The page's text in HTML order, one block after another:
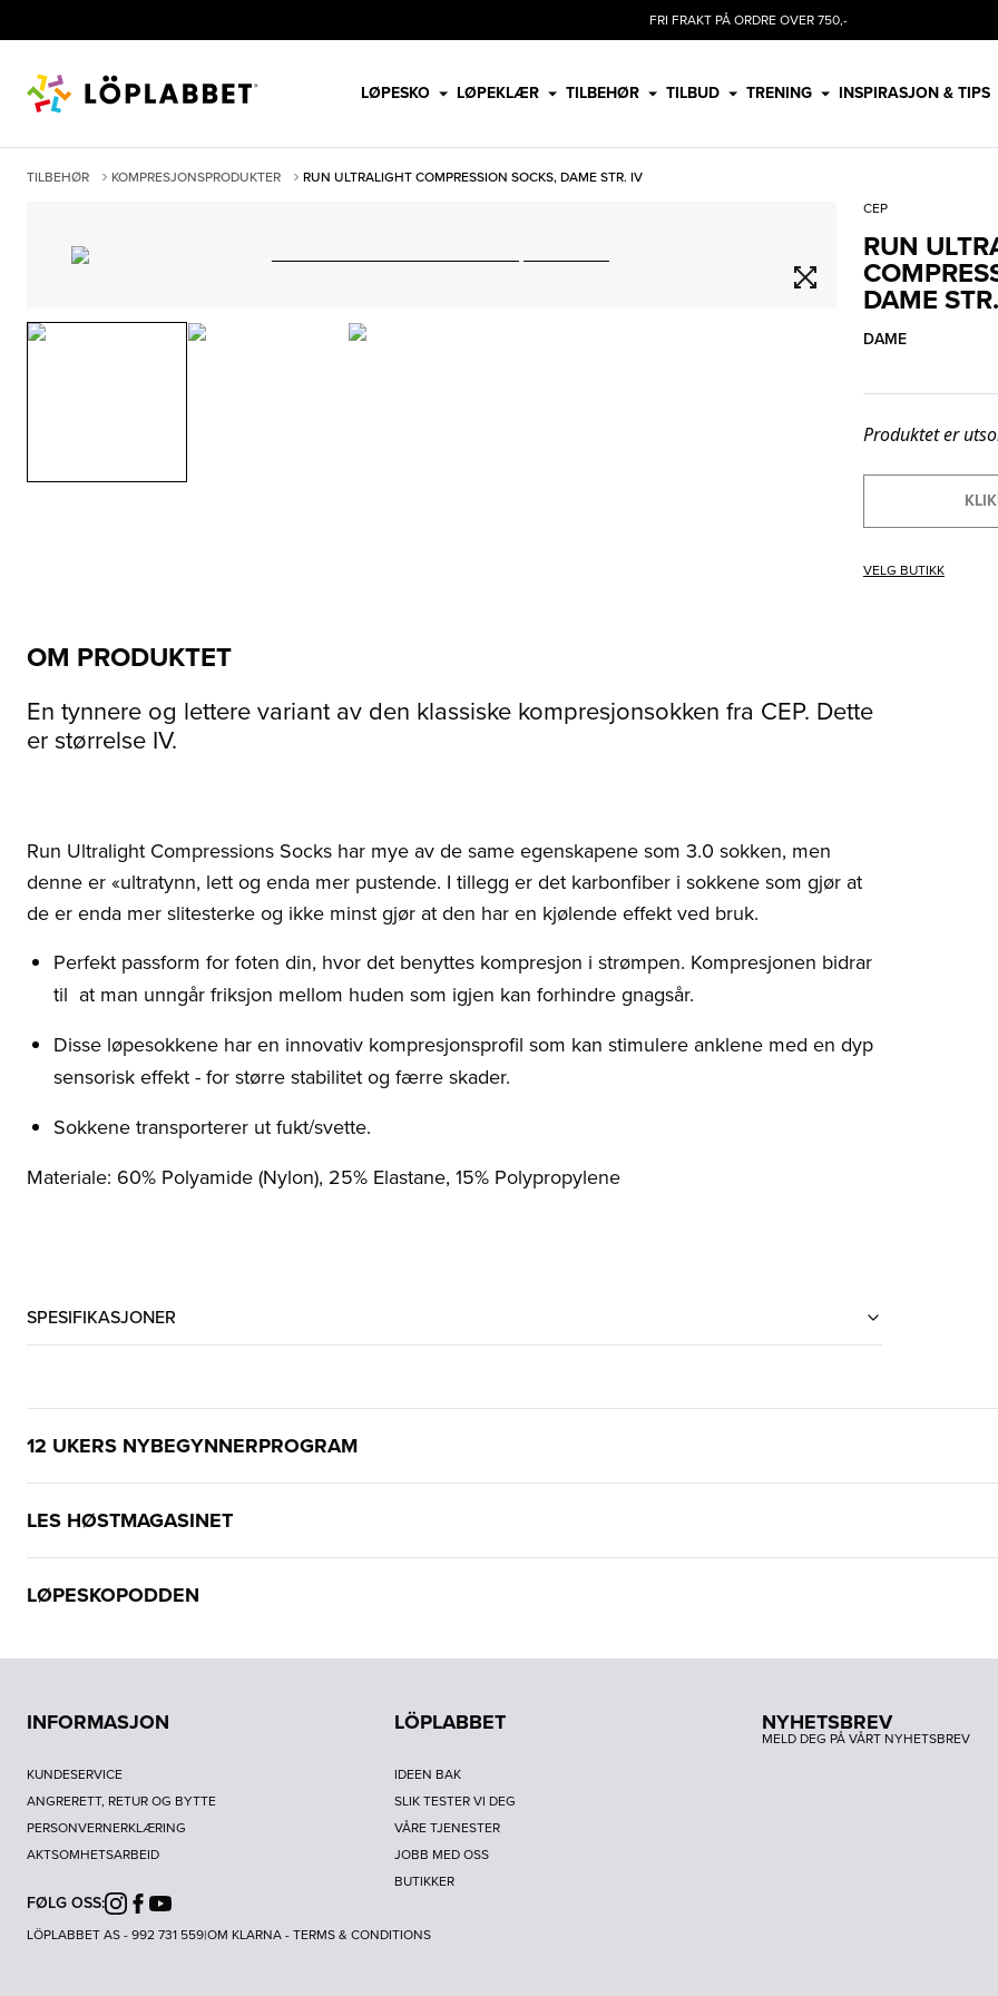
FRI FRAKT PÅ ORDRE OVER 750,-
LØPESKO LØPEKLÆR TILBEHØR TILBUD TRENING INSPIRASJON & TIPS
TILBEHØR KOMPRESJONSPRODUKTER
RUN ULTRALIGHT COMPRESSION SOCKS, DAME STR. IV
CEP
RUN
DAME
DAME
Produktet er
VELG BUTIKK
OM PRODUKTET
En tynnere og lettere variant av den klassiske kompresjonsokken fra CEP. Dette
er størrelse IV.
Run Ultralight Compressions Socks har mye av de same egenskapene som 3.0 sokken, men
denne er «ultratynn, lett og enda mer pustende. I tillegg er det karbonfiber i sokkene som gjør at
de er enda mer slitesterke og ikke minst gjør at den har en kjølende effekt ved bruk.
Perfekt passform for foten din, hvor det benyttes kompresjon i strømpen. Kompresjonen bidrar
til at man unngår friksjon mellom huden som igjen kan forhindre gnagsår.
Disse løpesokkene har en innovativ kompresjonsprofil som kan stimulere anklene med en dyp
sensorisk effekt - for større stabilitet og færre skader.
Sokkene transporterer ut fukt/svette.
Materiale: 60% Polyamide (Nylon), 25% Elastane, 15% Polypropylene
SPESIFIKASJONER
12 UKERS NYBEGYNNERPROGRAM
LES HØSTMAGASINET
LØPESKOPODDEN
INFORMASJON
KUNDESERVICE
ANGRERETT, RETUR OG BYTTE
PERSONVERNERKLÆRING
AKTSOMHETSARBEID
LÖPLABBET
IDEEN BAK
SLIK TESTER VI DEG
VÅRE TJENESTER
JOBB MED OSS
BUTIKKER
NYHETSBREV
MELD DEG PÅ VÅRT NYHETSBREV
FØLG OSS:Instagram
Facebook
Youtube
LÖPLABBET AS - 992 731 559|OM KLARNA-TERMS & CONDITIONS